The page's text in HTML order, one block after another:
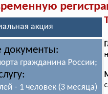
акция
гражданина России;
- 1 человек (3 месяца)